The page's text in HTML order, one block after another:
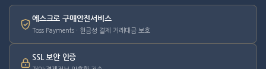
에스크로 구매안전서비스
Toss Payments · 현금성 결제 거래대금 보호
SSL 보안 인증